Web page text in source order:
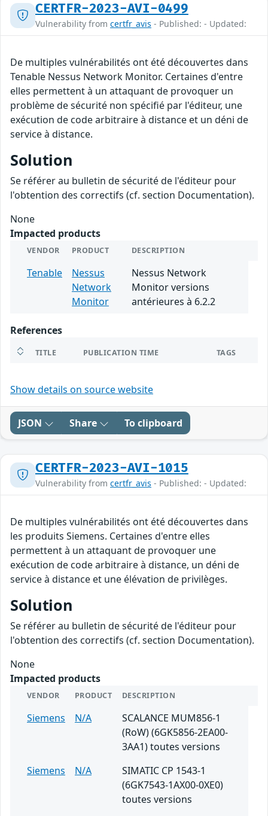
CERTFR-2023-AVI-0499
Vulnerability from certfr_avis - Published: - Updated:
De multiples vulnérabilités ont été découvertes dans
Tenable Nessus Network Monitor. Certaines d'entre
elles permettent à un attaquant de provoquer un
problème de sécurité non spécifié par l'éditeur, une
exécution de code arbitraire à distance et un déni de
service à distance.
Solution
Se référer au bulletin de sécurité de l'éditeur pour
l'obtention des correctifs (cf. section Documentation).
None
Impacted products
VENDOR PRODUCT DESCRIPTION
Tenable
Nessus
Network
Monitor
Nessus Network
Monitor versions
antérieures à 6.2.2
References
TITLE PUBLICATION TIME TAGS
Show details on source website
JSON Share To clipboard
CERTFR-2023-AVI-1015
Vulnerability from certfr_avis - Published: - Updated:
De multiples vulnérabilités ont été découvertes dans
les produits Siemens. Certaines d'entre elles
permettent à un attaquant de provoquer une
exécution de code arbitraire à distance, un déni de
service à distance et une élévation de privilèges.
Solution
Se référer au bulletin de sécurité de l'éditeur pour
l'obtention des correctifs (cf. section Documentation).
None
Impacted products
VENDOR PRODUCT DESCRIPTION
Siemens N/A
SCALANCE MUM856-1
(RoW) (6GK5856-2EA00-
3AA1) toutes versions
Siemens
N/A
SIMATIC CP 1543-1
(6GK7543-1AX00-0XE0)
toutes versions